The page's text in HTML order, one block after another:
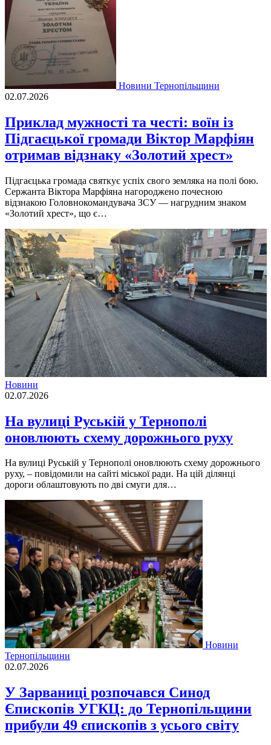
Новини Тернопільщини
02.07.2026
Приклад мужності та честі: воїн із
Підгаєцької громади Віктор Марфіян
отримав відзнаку «Золотий хрест»
Підгаєцька громада святкує успіх свого земляка на полі бою.
Сержанта Віктора Марфіяна нагороджено почесною
відзнакою Головнокомандувача ЗСУ — нагрудним знаком
«Золотий хрест», що є…
Новини
02.07.2026
На вулиці Руській у Тернополі
оновлюють схему дорожнього руху
На вулиці Руській у Тернополі оновлюють схему дорожнього
руху, – повідомили на сайті міської ради. На цій ділянці
дороги облаштовують по дві смуги для…
Новини
Тернопільщини
02.07.2026
У Зарваниці розпочався Синод
Єпископів УГКЦ: до Тернопільщини
прибули 49 єпископів з усього світу